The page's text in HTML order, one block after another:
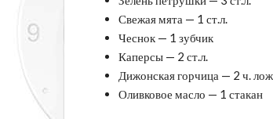
Свежая мята — 1 ст.л.
Чеснок — 1 зубчик
Каперсы — 2 ст.л.
Дижонская горчица — 2 ч.
Оливковое масло — 1 стакан